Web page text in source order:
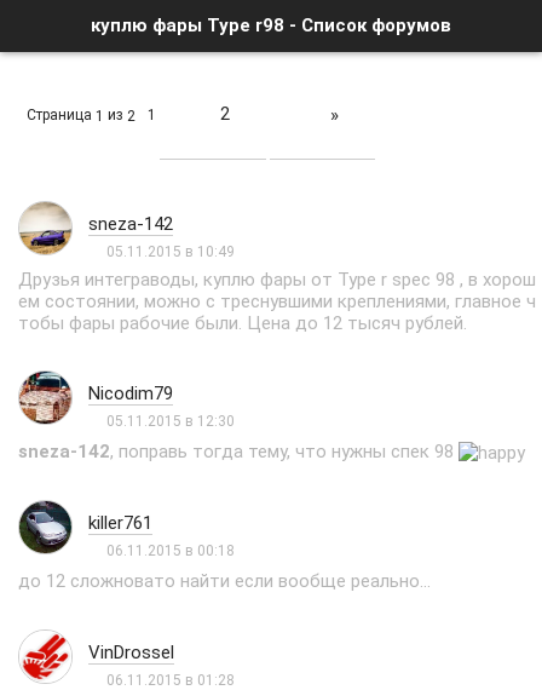
куплю фары Type r98 - Список форумов
Страница 1 из 2 1 2 »
sneza-142
05.11.2015 в 10:49
Друзья интеграводы, куплю фары от Type r spec 98 , в хорош
ем состоянии, можно с треснувшими креплениями, главное ч
тобы фары рабочие были. Цена до 12 тысяч рублей.
Nicodim79
05.11.2015 в 12:30
sneza-142, поправь тогда тему, что нужны спек 98
killer761
06.11.2015 в 00:18
до 12 сложновато найти если вообще реально...
VinDrossel
06.11.2015 в 01:28